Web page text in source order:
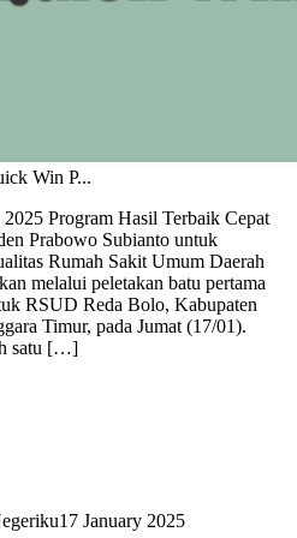
Win P...
Program Hasil Terbaik Cepat
Prabowo Subianto untuk
Rumah Sakit Umum Daerah
melalui peletakan batu pertama
RSUD Reda Bolo, Kabupaten
Timur, pada Jumat (17/01).
satu […]
17 January 2025